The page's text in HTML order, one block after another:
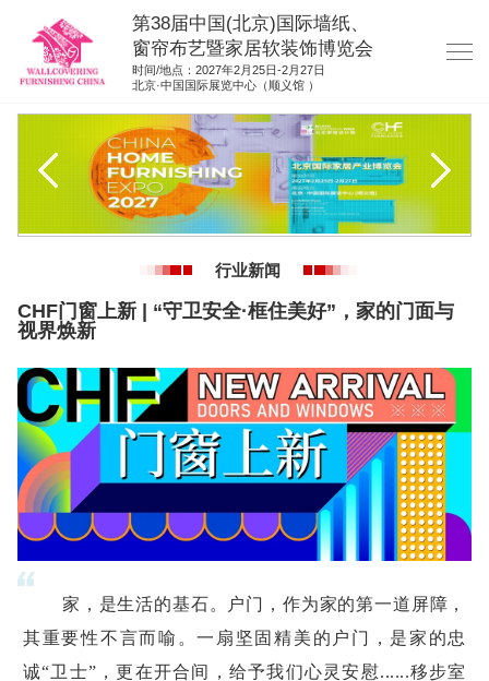
第38届中国(北京)国际墙纸、
窗帘布艺暨家居软装饰博览会
时间/地点：2027年2月25日-2月27日
北京·中国国际展览中心（顺义馆 ）
展商服务
展位申请
集团展会
参展联络
行业新闻
CHF门窗上新 | “守卫安全·框住美好”，家的门面与
视界焕新
家，是生活的基石。户门，作为家的第一道屏障，
其重要性不言而喻。一扇坚固精美的户门，是家的忠
诚“卫士”，更在开合间，给予我们心灵安慰......移步室